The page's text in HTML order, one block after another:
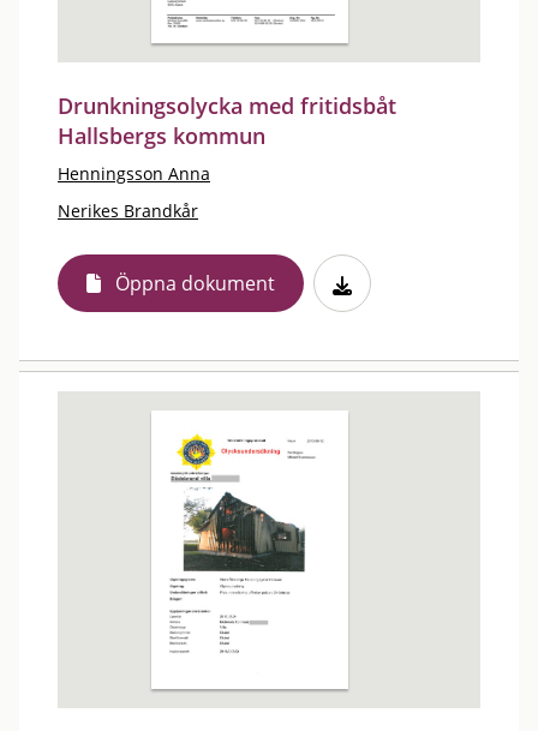
Drunkningsolycka med fritidsbåt
Hallsbergs kommun
Henningsson Anna
Nerikes Brandkår
Öppna dokument